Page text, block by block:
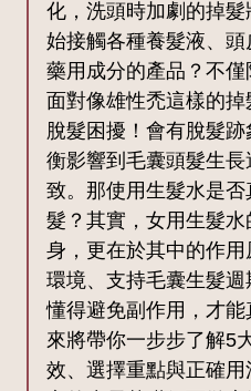
化，洗頭時加劇的掉
始接觸各種養髮液、
藥用成分的產品？不
面對像雄性禿這樣的
脫髮困擾！會有脫髮
衡影響到毛囊頭髮生
致。那使用生髮水是
髮？其實，女用生髮
身，更在於其中的作
環境、支持毛囊生髮
懂得避免副作用，才
來將帶你一步步了解5
效、選擇重點與正確